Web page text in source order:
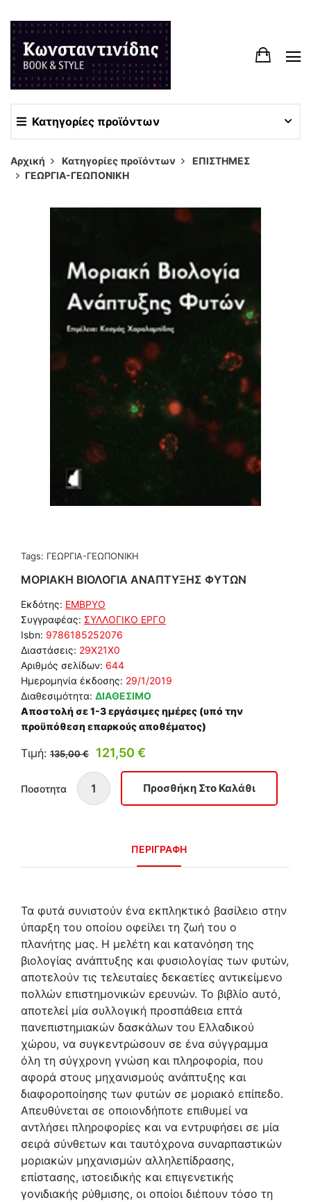
Κατηγορίες προϊόντων
Αρχική Κατηγορίες προϊόντων
ΕΠΙΣΤΗΜΕΣ
ΓΕΩΡΓΙΑ-ΓΕΩΠΟΝΙΚΗ
Tags: ΓΕΩΡΓΙΑ-ΓΕΩΠΟΝΙΚΗ
ΜΟΡΙΑΚΗ ΒΙΟΛΟΓΙΑ ΑΝΑΠΤΥΞΗΣ ΦΥΤΩΝ
Εκδότης: ΕΜΒΡΥΟ
Συγγραφέας: ΣΥΛΛΟΓΙΚΟ ΕΡΓΟ
Isbn: 9786185252076
Διαστάσεις: 29Χ21Χ0
Αριθμός σελίδων: 644
Ημερομηνία έκδοσης: 29/1/2019
Διαθεσιμότητα: ΔΙΑΘΕΣΙΜΟ
Αποστολή σε 1-3 εργάσιμες ημέρες (υπό την
προϋπόθεση επαρκούς αποθέματος)
Τιμή: 135,00 € 121,50 €
Ποσοτητα
ΠΕΡΙΓΡΑΦΗ
Τα φυτά συνιστούν ένα εκπληκτικό βασίλειο στην
ύπαρξη του οποίου οφείλει τη ζωή του ο
πλανήτης μας. Η μελέτη και κατανόηση της
βιολογίας ανάπτυξης και φυσιολογίας των φυτών,
αποτελούν τις τελευταίες δεκαετίες αντικείμενο
πολλών επιστημονικών ερευνών. Το βιβλίο αυτό,
αποτελεί μία συλλογική προσπάθεια επτά
πανεπιστημιακών δασκάλων του Ελλαδικού
χώρου, να συγκεντρώσουν σε ένα σύγγραμμα
όλη τη σύγχρονη γνώση και πληροφορία, που
αφορά στους μηχανισμούς ανάπτυξης και
διαφοροποίησης των φυτών σε μοριακό επίπεδο.
Απευθύνεται σε οποιονδήποτε επιθυμεί να
αντλήσει πληροφορίες και να εντρυφήσει σε μία
σειρά σύνθετων και ταυτόχρονα συναρπαστικών
μοριακών μηχανισμών αλληλεπίδρασης,
επίστασης, ιστοειδικής και επιγενετικής
γονιδιακής ρύθμισης, οι οποίοι διέπουν τόσο τη